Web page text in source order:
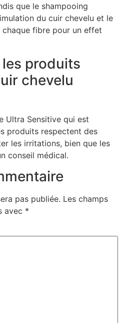
que le shampooing
du cuir chevelu et le
fibre pour un effet
produits
chevelu
Ultra Sensitive qui est
produits respectent des
les irritations, bien que les
conseil médical.
pas publiée. Les champs
avec *